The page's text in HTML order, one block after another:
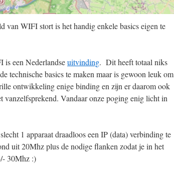
van WIFI stort is het handig enkele basics eigen te
is een Nederlandseuitvinding. Dit heeft totaal niks
technische basics te maken maar is gewoon leuk om
ontwikkeling enige binding en zijn er daarom ook
vanzelfsprekend. Vandaar onze poging enig licht in
1 apparaat draadloos een IP (data) verbinding te
uit 20Mhz plus de nodige flanken zodat je in het
30Mhz :)